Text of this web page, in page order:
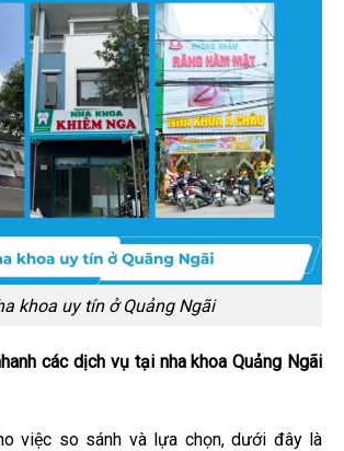
khoa uy tín ở Quảng Ngãi
các dịch vụ tại nha khoa Quảng Ngãi
việc so sánh và lựa chọn, dưới đây là